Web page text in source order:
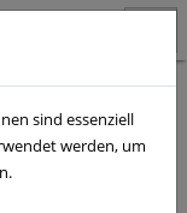
sind essenziell
werden, um